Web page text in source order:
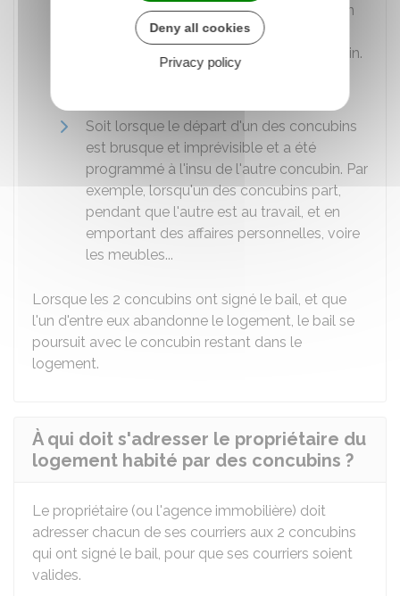
est rendu inéluctable et définitif en raison
de son état de santé, et que ce départ
s'impose à lui-même et à l'autre concubin.
Par exemple, lorsque l'un des concubins
Soit lorsque le départ d'un des concubins
est brusque et imprévisible et a été
programmé à l'insu de l'autre concubin. Par
exemple, lorsqu'un des concubins part,
pendant que l'autre est au travail, et en
emportant des affaires personnelles, voire
les meubles...
Lorsque les 2 concubins ont signé le bail, et que
l'un d'entre eux abandonne le logement, le bail se
poursuit avec le concubin restant dans le
logement.
À qui doit s'adresser le propriétaire du
logement habité par des concubins ?
Le propriétaire (ou l'agence immobilière) doit
adresser chacun de ses courriers aux 2 concubins
qui ont signé le bail, pour que ses courriers soient
valides.
Deny all cookies
Privacy policy